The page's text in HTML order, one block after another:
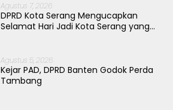
Agustus 7, 2026
DPRD Kota Serang Mengucapkan
Selamat Hari Jadi Kota Serang yang
Agustus 5, 2026
Kejar PAD, DPRD Banten Godok Perda
Tambang